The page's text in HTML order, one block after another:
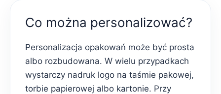
Co można personalizować?
Personalizacja opakowań może być prosta
albo rozbudowana. W wielu przypadkach
wystarczy nadruk logo na taśmie pakowej,
torbie papierowej albo kartonie. Przy